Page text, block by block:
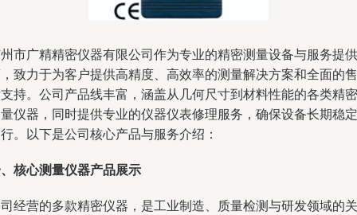
市广精精密仪器有限公司作为专业的精密测量设备与服务提供
致力于为客户提供高精度、高效率的测量解决方案和全面的售
持。公司产品线丰富，涵盖从几何尺寸到材料性能的各类精密
仪器，同时提供专业的仪器仪表修理服务，确保设备长期稳定
。以下是公司核心产品与服务介绍：
核心测量仪器产品展示
经营的多款精密仪器，是工业制造、质量检测与研发领域的关